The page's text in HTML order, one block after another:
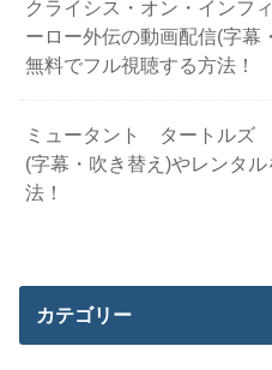
クライシス・オン・インフ
ーロー外伝の動画配信(字幕
無料でフル視聴する方法！
ミュータント タートルズ
(字幕・吹き替え)やレンタ
法！
カテゴリー